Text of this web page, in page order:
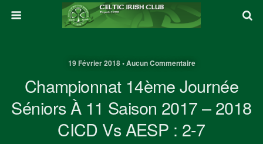
19 Février 2018 • Aucun Commentaire
Championnat 14ème Journée
Séniors À 11 Saison 2017 – 2018
CICD Vs AESP : 2-7